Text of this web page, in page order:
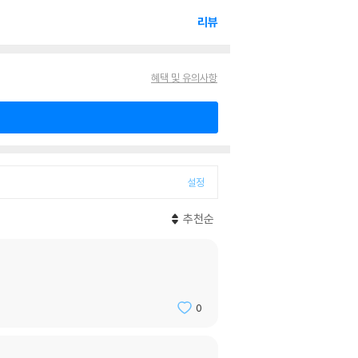
리뷰
혜택 및 유의사항
설정
추천순
0